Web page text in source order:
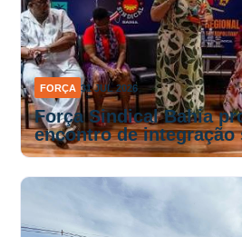
FORÇA 31 JUL 2026
Força Sindical Bahia
encontro de integração